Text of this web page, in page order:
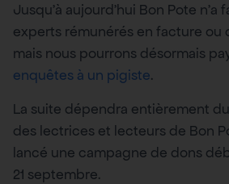
Jusqu’à aujourd’hui Bon Pote n’a
experts rémunérés en facture ou
mais nous pourrons désormais
enquêtes à un pigiste.
La suite dépendra entièrement
des lectrices et lecteurs de Bon
lancé une campagne de dons
21 septembre.